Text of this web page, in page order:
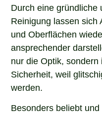
Durch eine gründliche
Reinigung lassen sich
und Oberflächen
ansprechender
nur die Optik,
Sicherheit, weil
werden.
Besonders beliebt